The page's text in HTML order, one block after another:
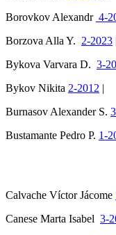
Borovkov Alexandr 4-
Borzova Alla Y. 2-2023
Bykova Varvara D. 3-
Bykov Nikita 2-2012 |
Burnasov Alexander S.
Bustamante Pedro P. 1-
Calvache Víctor Jácome
Canese Marta Isabel 3-